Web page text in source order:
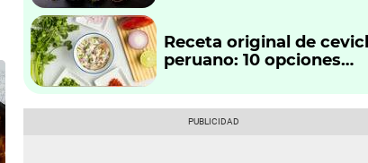
Receta original de
peruano: 10 opciones